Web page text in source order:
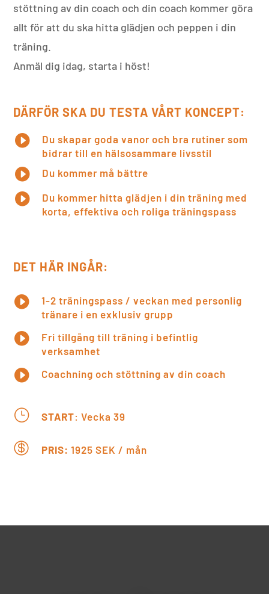
stöttning av din coach och din coach kommer göra
allt för att du ska hitta glädjen och peppen i din
träning.
Anmäl dig idag, starta i höst!
DÄRFÖR SKA DU TESTA VÅRT KONCEPT:

Du skapar goda vanor och bra rutiner som
bidrar till en hälsosammare livsstil
 Du kommer må bättre

Du kommer hitta glädjen i din träning med
korta, effektiva och roliga träningspass
DET HÄR INGÅR:

1-2 träningspass / veckan med personlig
tränare i en exklusiv grupp

Fri tillgång till träning i befintlig
verksamhet
 Coachning och stöttning av din coach
} START: Vecka 39
 PRIS: 1925 SEK / mån